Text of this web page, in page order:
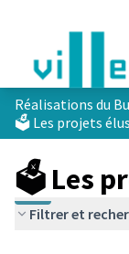
Réalisations du
🗳️ Les projets élus
🗳️ Les
Filtrer et